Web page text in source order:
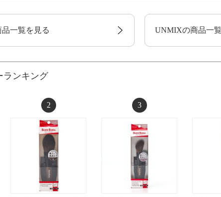
一覧を見る UNMIXの商品一
ランキング
2 3